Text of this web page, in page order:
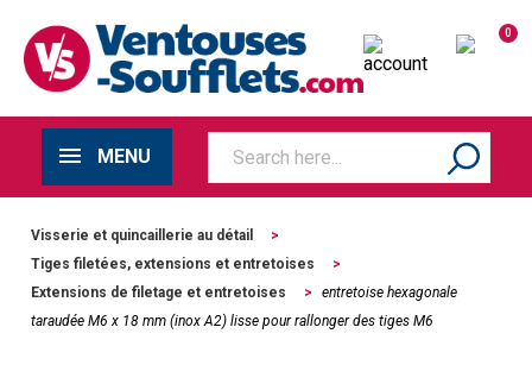
0
MENU
Visserie et quincaillerie au détail
>
Tiges filetées, extensions et entretoises
>
Extensions de filetage et entretoises
>
entretoise hexagonale
taraudée M6 x 18 mm (inox A2) lisse pour rallonger des tiges M6